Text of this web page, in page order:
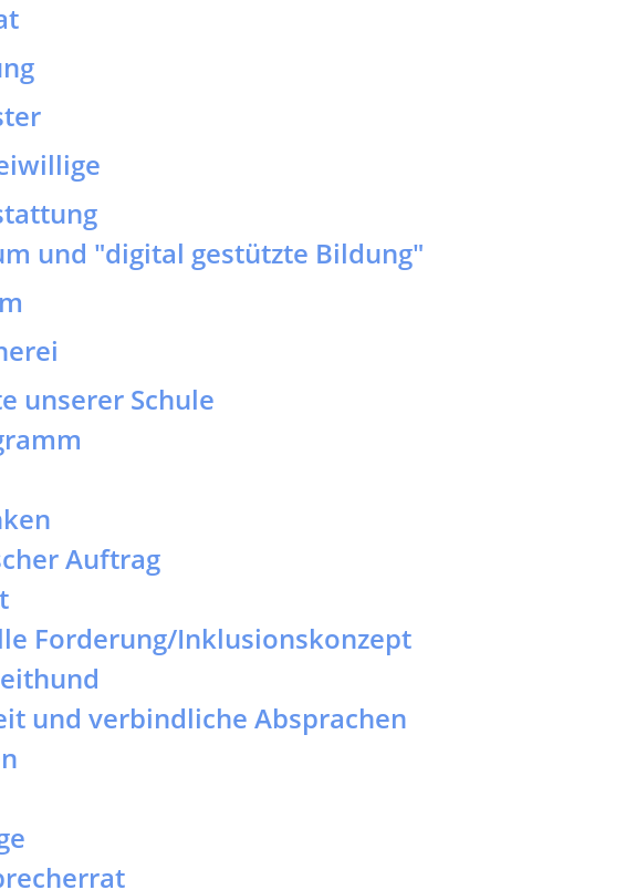
und "digital gestützte Bildung"
unserer Schule
Auftrag
Forderung/Inklusionskonzept
und verbindliche Absprachen
6. Klassensprecherratssitzung vom 11.6.2026
5. Klassensprecherratssitzung vom 30.4.2026
4. Klassensprecherratssitzung vom 12.3.2026
3. Klassensprecherratssitzung vom 27.11.2025